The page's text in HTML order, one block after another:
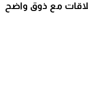
مع ذوق واضح